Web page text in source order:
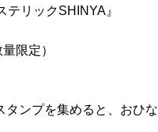
リックSHINYA』
限定）
タンプを集めると、おひな